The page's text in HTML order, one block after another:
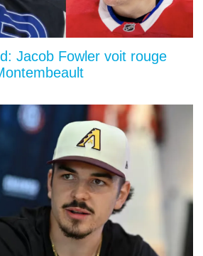
Jacob Fowler voit rouge